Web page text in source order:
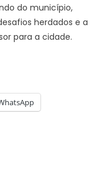
do município,
herdados e a
para a cidade.